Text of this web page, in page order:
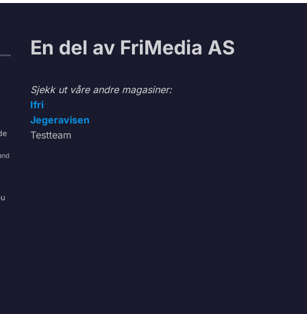
En del av FriMedia AS
Sjekk ut våre andre magasiner:
Ifri
Jegeravisen
Testteam